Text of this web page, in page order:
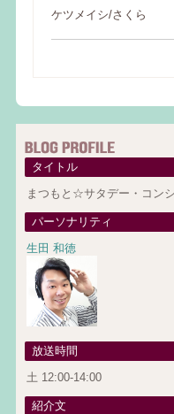
ケツメイシ/さくら
タイトル
まつもと☆サタデー・コン
パーソナリティ
生田 和徳
放送時間
土 12:00-14:00
紹介文